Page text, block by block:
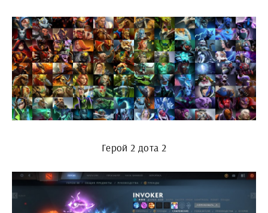
Герой 2 дота 2